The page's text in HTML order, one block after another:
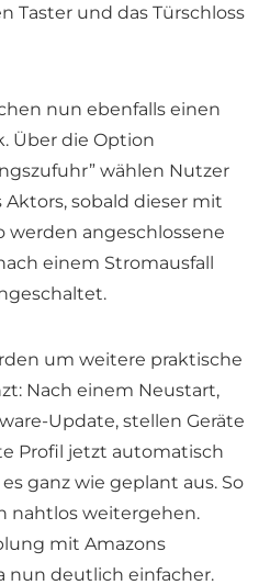
Taster und das Türschloss
nun ebenfalls einen
Über die Option
wählen Nutzer
sobald dieser mit
werden angeschlossene
einem Stromausfall
um weitere praktische
Nach einem Neustart,
Update, stellen Geräte
Profil jetzt automatisch
ganz wie geplant aus. So
nahtlos weitergehen.
mit Amazons
nun deutlich einfacher.